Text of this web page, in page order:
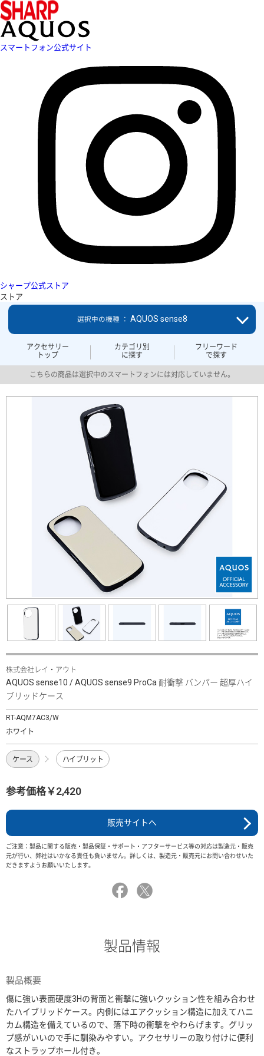
スマートフォン公式サイト
シャープ公式ストア
ストア
アクセサリー
トップ
カテゴリ別
に探す
フリーワード
で探す
選択中の機種 ： AQUOS sense8
こちらの商品は選択中のスマートフォンには対応していません。
株式会社レイ・アウト
AQUOS sense10 / AQUOS sense9 ProCa 耐衝撃 バンパー 超厚ハイ
ブリッドケース
RT-AQM7AC3/W
ホワイト
ケース ハイブリット
参考価格￥2,420
販売サイトへ
ご注意：製品に関する販売・製品保証・サポート・アフターサービス等の対応は製造元・販売
元が行い、弊社はいかなる責任も負いません。詳しくは、製造元・販売元にお問い合わせいた
だきますようお願いいたします。
製品情報
製品概要
傷に強い表面硬度3Hの背面と衝撃に強いクッション性を組み合わせ
たハイブリッドケース。内側にはエアクッション構造に加えてハニ
カム構造を備えているので、落下時の衝撃をやわらげます。グリッ
プ感がいいので手に馴染みやすい。アクセサリーの取り付けに便利
なストラップホール付き。